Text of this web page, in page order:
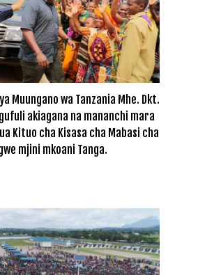
Muungano wa Tanzania Mhe. Dkt.
akiagana na mananchi mara
Kituo cha Kisasa cha Mabasi cha
mjini mkoani Tanga.